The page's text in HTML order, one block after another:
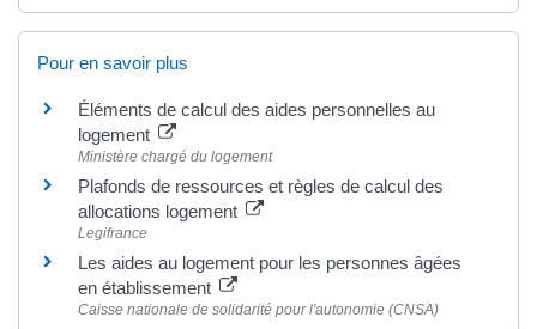
Pour en savoir plus
Éléments de calcul des aides personnelles au
logement
Ministère chargé du logement
Plafonds de ressources et règles de calcul des
allocations logement
Legifrance
Les aides au logement pour les personnes âgées
en établissement
Caisse nationale de solidarité pour l'autonomie (CNSA)